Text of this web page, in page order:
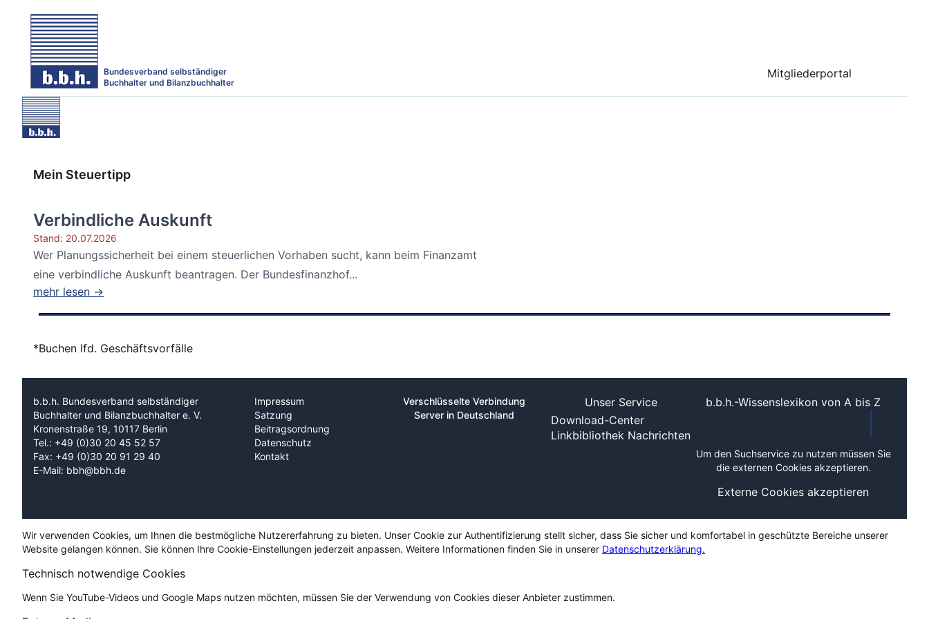
Bundesverband selbständiger
Buchhalter und Bilanzbuchhalter
Mitgliederportal
Mein Steuertipp
Verbindliche Auskunft
Stand: 20.07.2026
Wer Planungssicherheit bei einem steuerlichen Vorhaben sucht, kann beim Finanzamt
eine verbindliche Auskunft beantragen. Der Bundesfinanzhof...
mehr lesen →
*Buchen lfd. Geschäftsvorfälle
b.b.h. Bundesverband selbständiger
Buchhalter und Bilanzbuchhalter e. V.
Kronenstraße 19, 10117 Berlin
Tel.: +49 (0)30 20 45 52 57
Fax: +49 (0)30 20 91 29 40
E-Mail: bbh@bbh.de
Impressum
Satzung
Beitragsordnung
Datenschutz
Kontakt
Verschlüsselte Verbindung
Server in Deutschland
Unser Service
Download-Center
Linkbibliothek Nachrichten
b.b.h.-Wissenslexikon von A bis Z
Um den Suchservice zu nutzen müssen Sie
die externen Cookies akzeptieren.
Externe Cookies akzeptieren
Wir verwenden Cookies, um Ihnen die bestmögliche Nutzererfahrung zu bieten. Unser Cookie zur Authentifizierung stellt sicher, dass Sie sicher und komfortabel in geschützte Bereiche unserer
Website gelangen können. Sie können Ihre Cookie-Einstellungen jederzeit anpassen. Weitere Informationen finden Sie in unserer Datenschutzerklärung.
Technisch notwendige Cookies
Wenn Sie YouTube-Videos und Google Maps nutzen möchten, müssen Sie der Verwendung von Cookies dieser Anbieter zustimmen.